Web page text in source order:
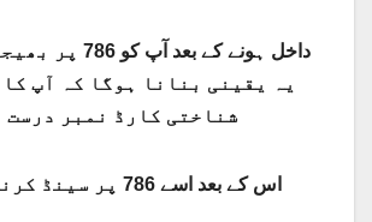
داخل ہونے کے بعد
یہ یقینی بنانا ہوگا کہ آپ کا
شناختی کارڈ نمبر درست
اس کے بعد اسے 786 پر سینڈ کرنا ہوگا۔